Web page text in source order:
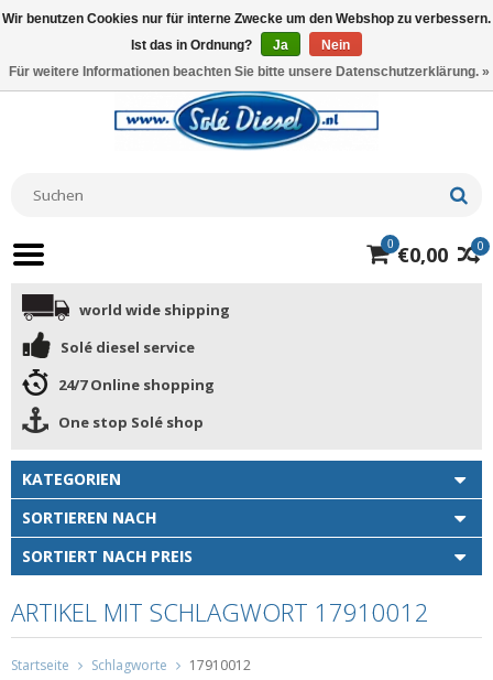
0
0 €0,00
world wide shipping
Solé diesel service
24/7 Online shopping
One stop Solé shop
KATEGORIEN
SORTIEREN NACH
SORTIERT NACH PREIS
ARTIKEL MIT SCHLAGWORT 17910012
Startseite Schlagworte 17910012
Wir benutzen Cookies nur für interne Zwecke um den Webshop zu verbessern.
Ist das in Ordnung?
Ja
Nein
Für weitere Informationen beachten Sie bitte unsere Datenschutzerklärung. »